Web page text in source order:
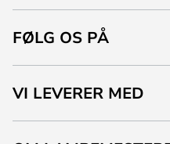
FØLG OS PÅ
VI LEVERER MED